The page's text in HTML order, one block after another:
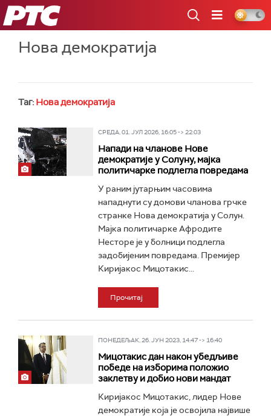
РТС
Нова демократија
Таг: Нова демократија
СРЕДА, 01. ЈУЛ 2026, 16:05 -> 22:03
Напади на чланове Нове
демократије у Солуну, мајка
политичарке подлегла повредама
У раним јутарњим часовима
нападнути су домови чланова грчке
странке Нова демократија у Солун.
Мајка политичарке Афродите
Несторе је у болници подлегла
задобијеним повредама. Премијер
Киријакос Мицотакис...
Прочитај
ПОНЕДЕЉАК, 26. ЈУН 2023, 14:47 -> 16:40
Мицотакис дан након убедљиве
победе на изборима положио
заклетву и добио нови мандат
Киријакос Мицотакис, лидер Нове
демократије која је освојила највише